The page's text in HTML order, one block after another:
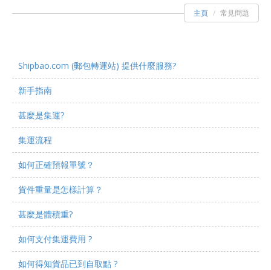
主頁 常見問題
Shipbao.com (郵包轉運站) 提供什麼服務?
新手指南
甚麼是集運?
集運流程
如何正確預報單號？
貨件重量是怎樣計算？
甚麼是體積重?
如何支付集運費用 ?
如何得知貨品已到自取點 ?